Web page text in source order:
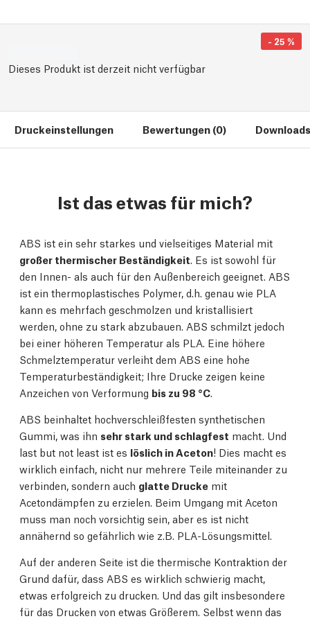
- 25 %
Dieses Produkt ist derzeit nicht verfügbar
Druckeinstellungen Bewertungen (0)
Ist das etwas für mich?
ABS ist ein sehr starkes und vielseitiges Material mit
großer thermischer Beständigkeit. Es ist sowohl für
den Innen- als auch für den Außenbereich geeignet. ABS
ist ein thermoplastisches Polymer, d.h. genau wie PLA
kann es mehrfach geschmolzen und kristallisiert
werden, ohne zu stark abzubauen. ABS schmilzt jedoch
bei einer höheren Temperatur als PLA. Eine höhere
Schmelztemperatur verleiht dem ABS eine hohe
Temperaturbeständigkeit; Ihre Drucke zeigen keine
Anzeichen von Verformung bis zu 98 °C.
ABS beinhaltet hochverschleißfesten synthetischen
Gummi, was ihn sehr stark und schlagfest macht. Und
last but not least ist es löslich in Aceton! Dies macht es
wirklich einfach, nicht nur mehrere Teile miteinander zu
verbinden, sondern auch glatte Drucke mit
Acetondämpfen zu erzielen. Beim Umgang mit Aceton
muss man noch vorsichtig sein, aber es ist nicht
annähernd so gefährlich wie z.B. PLA-Lösungsmittel.
Auf der anderen Seite ist die thermische Kontraktion der
Grund dafür, dass ABS es wirklich schwierig macht,
etwas erfolgreich zu drucken. Und das gilt insbesondere
für das Drucken von etwas Größerem. Selbst wenn das